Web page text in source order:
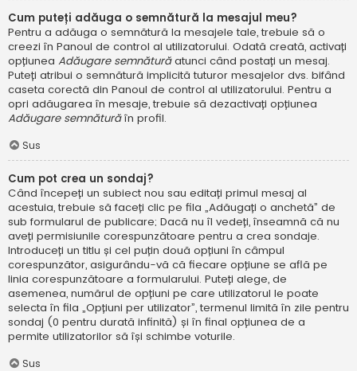
Cum puteți adăuga o semnătură la mesajul meu?
Pentru a adăuga o semnătură la mesajele tale, trebuie să o
creezi în Panoul de control al utilizatorului. Odată creată, activați
opțiunea Adăugare semnăturăatunci când postați un mesaj.
Puteți atribui o semnătură implicită tuturor mesajelor dvs. bifând
caseta corectă din Panoul de control al utilizatorului. Pentru a
opri adăugarea în mesaje, trebuie să dezactivați opțiunea
Adăugare semnăturăîn profil.
Sus
Cum pot crea un sondaj?
Când începeți un subiect nou sau editați primul mesaj al
acestuia, trebuie să faceți clic pe fila „Adăugați o anchetă” de
sub formularul de publicare; Dacă nu îl vedeți, înseamnă că nu
aveți permisiunile corespunzătoare pentru a crea sondaje.
Introduceți un titlu și cel puțin două opțiuni în câmpul
corespunzător, asigurându-vă că fiecare opțiune se află pe
linia corespunzătoare a formularului. Puteți alege, de
asemenea, numărul de opțiuni pe care utilizatorul le poate
selecta în fila „Opțiuni per utilizator”, termenul limită în zile pentru
sondaj (0 pentru durată infinită) și în final opțiunea de a
permite utilizatorilor să își schimbe voturile.
Sus